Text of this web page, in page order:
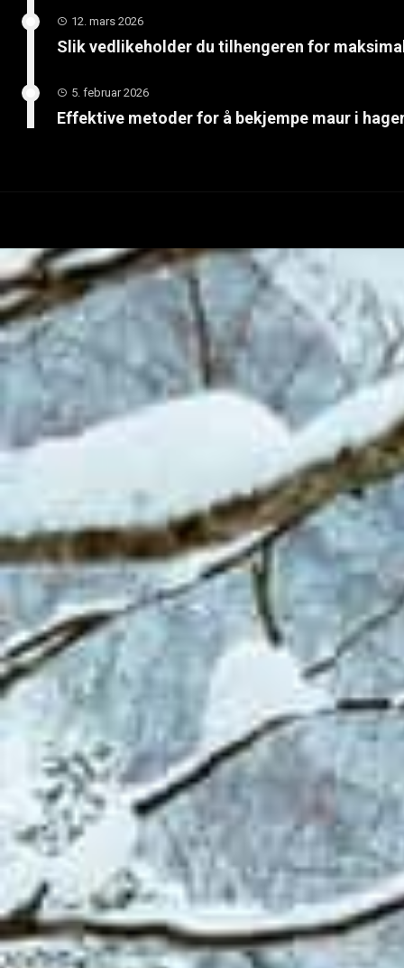
12. mars 2026
Slik vedlikeholder du tilhengeren for
5. februar 2026
Effektive metoder for å bekjempe maur i